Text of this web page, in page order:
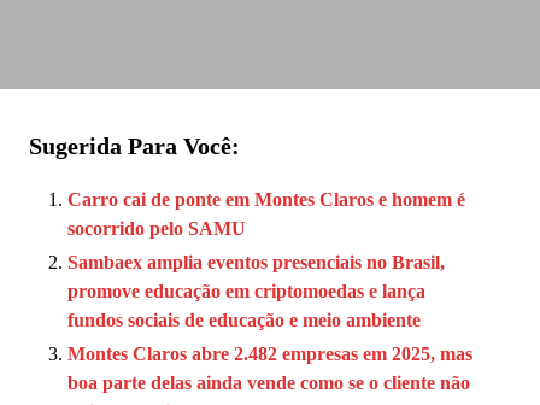
Sugerida Para Você:
Carro cai de ponte em Montes Claros e homem é
socorrido pelo SAMU
Sambaex amplia eventos presenciais no Brasil,
promove educação em criptomoedas e lança
fundos sociais de educação e meio ambiente
Montes Claros abre 2.482 empresas em 2025, mas
boa parte delas ainda vende como se o cliente não